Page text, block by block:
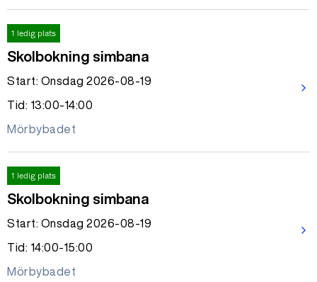
1 ledig plats
Skolbokning simbana
Start: Onsdag 2026-08-19
Tid: 13:00-14:00
Mörbybadet
arrow_forward_ios
1 ledig plats
Skolbokning simbana
Start: Onsdag 2026-08-19
Tid: 14:00-15:00
Mörbybadet
arrow_forward_ios